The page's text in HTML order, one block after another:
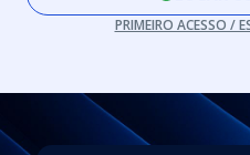
PRIMEIRO ACESSO /